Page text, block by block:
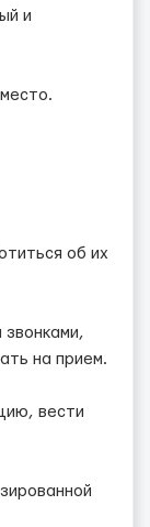
и
об их
на прием.
вести